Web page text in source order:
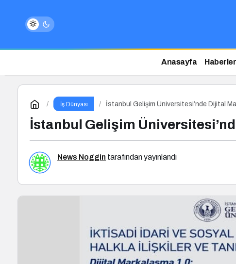
Anasayfa Haberler
İş Dünyası İstanbul Gelişim Üniversitesi’nde Dijital
İstanbul Gelişim
News Noggin tarafından yayınlandı